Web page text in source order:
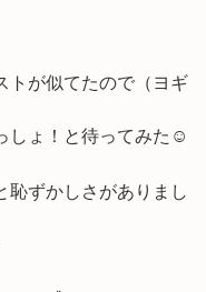
トが似てたので（ヨギ
しょ！と待ってみた☺️
恥ずかしさがありまし